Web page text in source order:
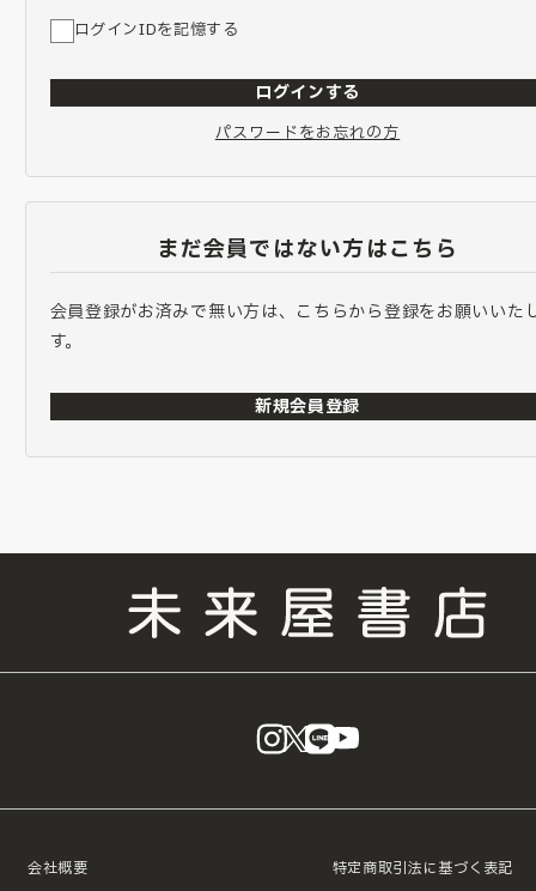
ログインIDを記憶する
ログインする
パスワードをお忘れの方
まだ会員ではない方はこちら
会員登録がお済みで無い方は、こちらから登録をお願いいた
す。
新規会員登録
instagram
X LINE
会社概要 特定商取引法に基づく表記